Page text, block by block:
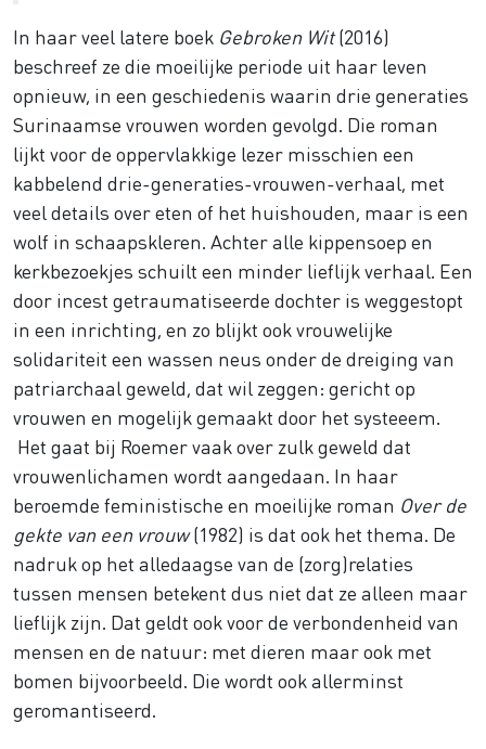
In haar veel latere boek Gebroken Wit(2016)
beschreef ze die moeilijke periode uit haar leven
opnieuw, in een geschiedenis waarin drie generaties
Surinaamse vrouwen worden gevolgd. Die roman
lijkt voor de oppervlakkige lezer misschien een
kabbelend drie-generaties-vrouwen-verhaal, met
veel details over eten of het huishouden, maar is een
wolf in schaapskleren. Achter alle kippensoep en
kerkbezoekjes schuilt een minder lieflijk verhaal. Een
door incest getraumatiseerde dochter is weggestopt
in een inrichting, en zo blijkt ook vrouwelijke
solidariteit een wassen neus onder de dreiging van
patriarchaal geweld, dat wil zeggen: gericht op
vrouwen en mogelijk gemaakt door het systeeem.
Het gaat bij Roemer vaak over zulk geweld dat
vrouwenlichamen wordt aangedaan. In haar
beroemde feministische en moeilijke roman Over de
gekte van een vrouw(1982) is dat ook het thema. De
nadruk op het alledaagse van de (zorg)relaties
tussen mensen betekent dus niet dat ze alleen maar
lieflijk zijn. Dat geldt ook voor de verbondenheid van
mensen en de natuur: met dieren maar ook met
bomen bijvoorbeeld. Die wordt ook allerminst
geromantiseerd.